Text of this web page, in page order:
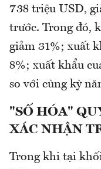
738 triệu USD,
trước. Trong đó,
giảm 31%; xuất
8%; xuất khẩu
so với cùng kỳ
"SỐ HÓA"
XÁC NHẬN
Trong khi tại